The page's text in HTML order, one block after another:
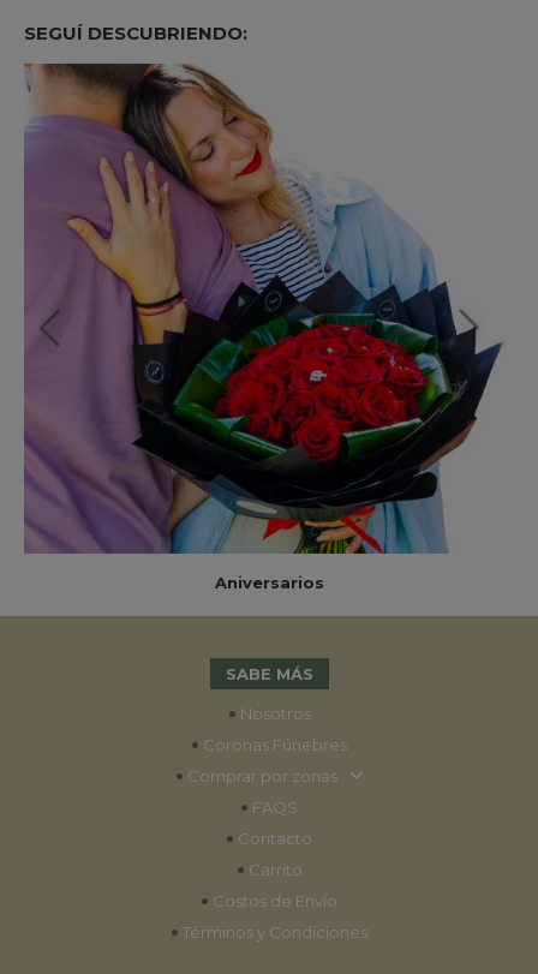
SEGUÍ DESCUBRIENDO:
Aniversarios
SABE MÁS
• Nosotros
• Coronas Fúnebres
• Comprar por zonas
• FAQS
• Contacto
• Carrito
• Costos de Envío
• Términos y Condiciones